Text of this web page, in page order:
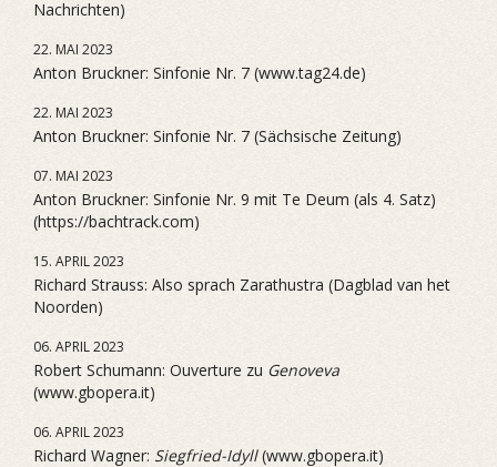
Nachrichten)
22. MAI 2023
Anton Bruckner: Sinfonie Nr. 7 (www.tag24.de)
22. MAI 2023
Anton Bruckner: Sinfonie Nr. 7 (Sächsische Zeitung)
07. MAI 2023
Anton Bruckner: Sinfonie Nr. 9 mit Te Deum (als 4. Satz)
(https://bachtrack.com)
15. APRIL 2023
Richard Strauss: Also sprach Zarathustra (Dagblad van het
Noorden)
06. APRIL 2023
Robert Schumann: Ouverture zu Genoveva
(www.gbopera.it)
06. APRIL 2023
Richard Wagner: Siegfried-Idyll(www.gbopera.it)